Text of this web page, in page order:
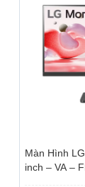
Màn Hình
inch – VA –